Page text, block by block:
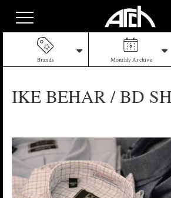
Brands Monthly Archive
IKE BEHAR / BD